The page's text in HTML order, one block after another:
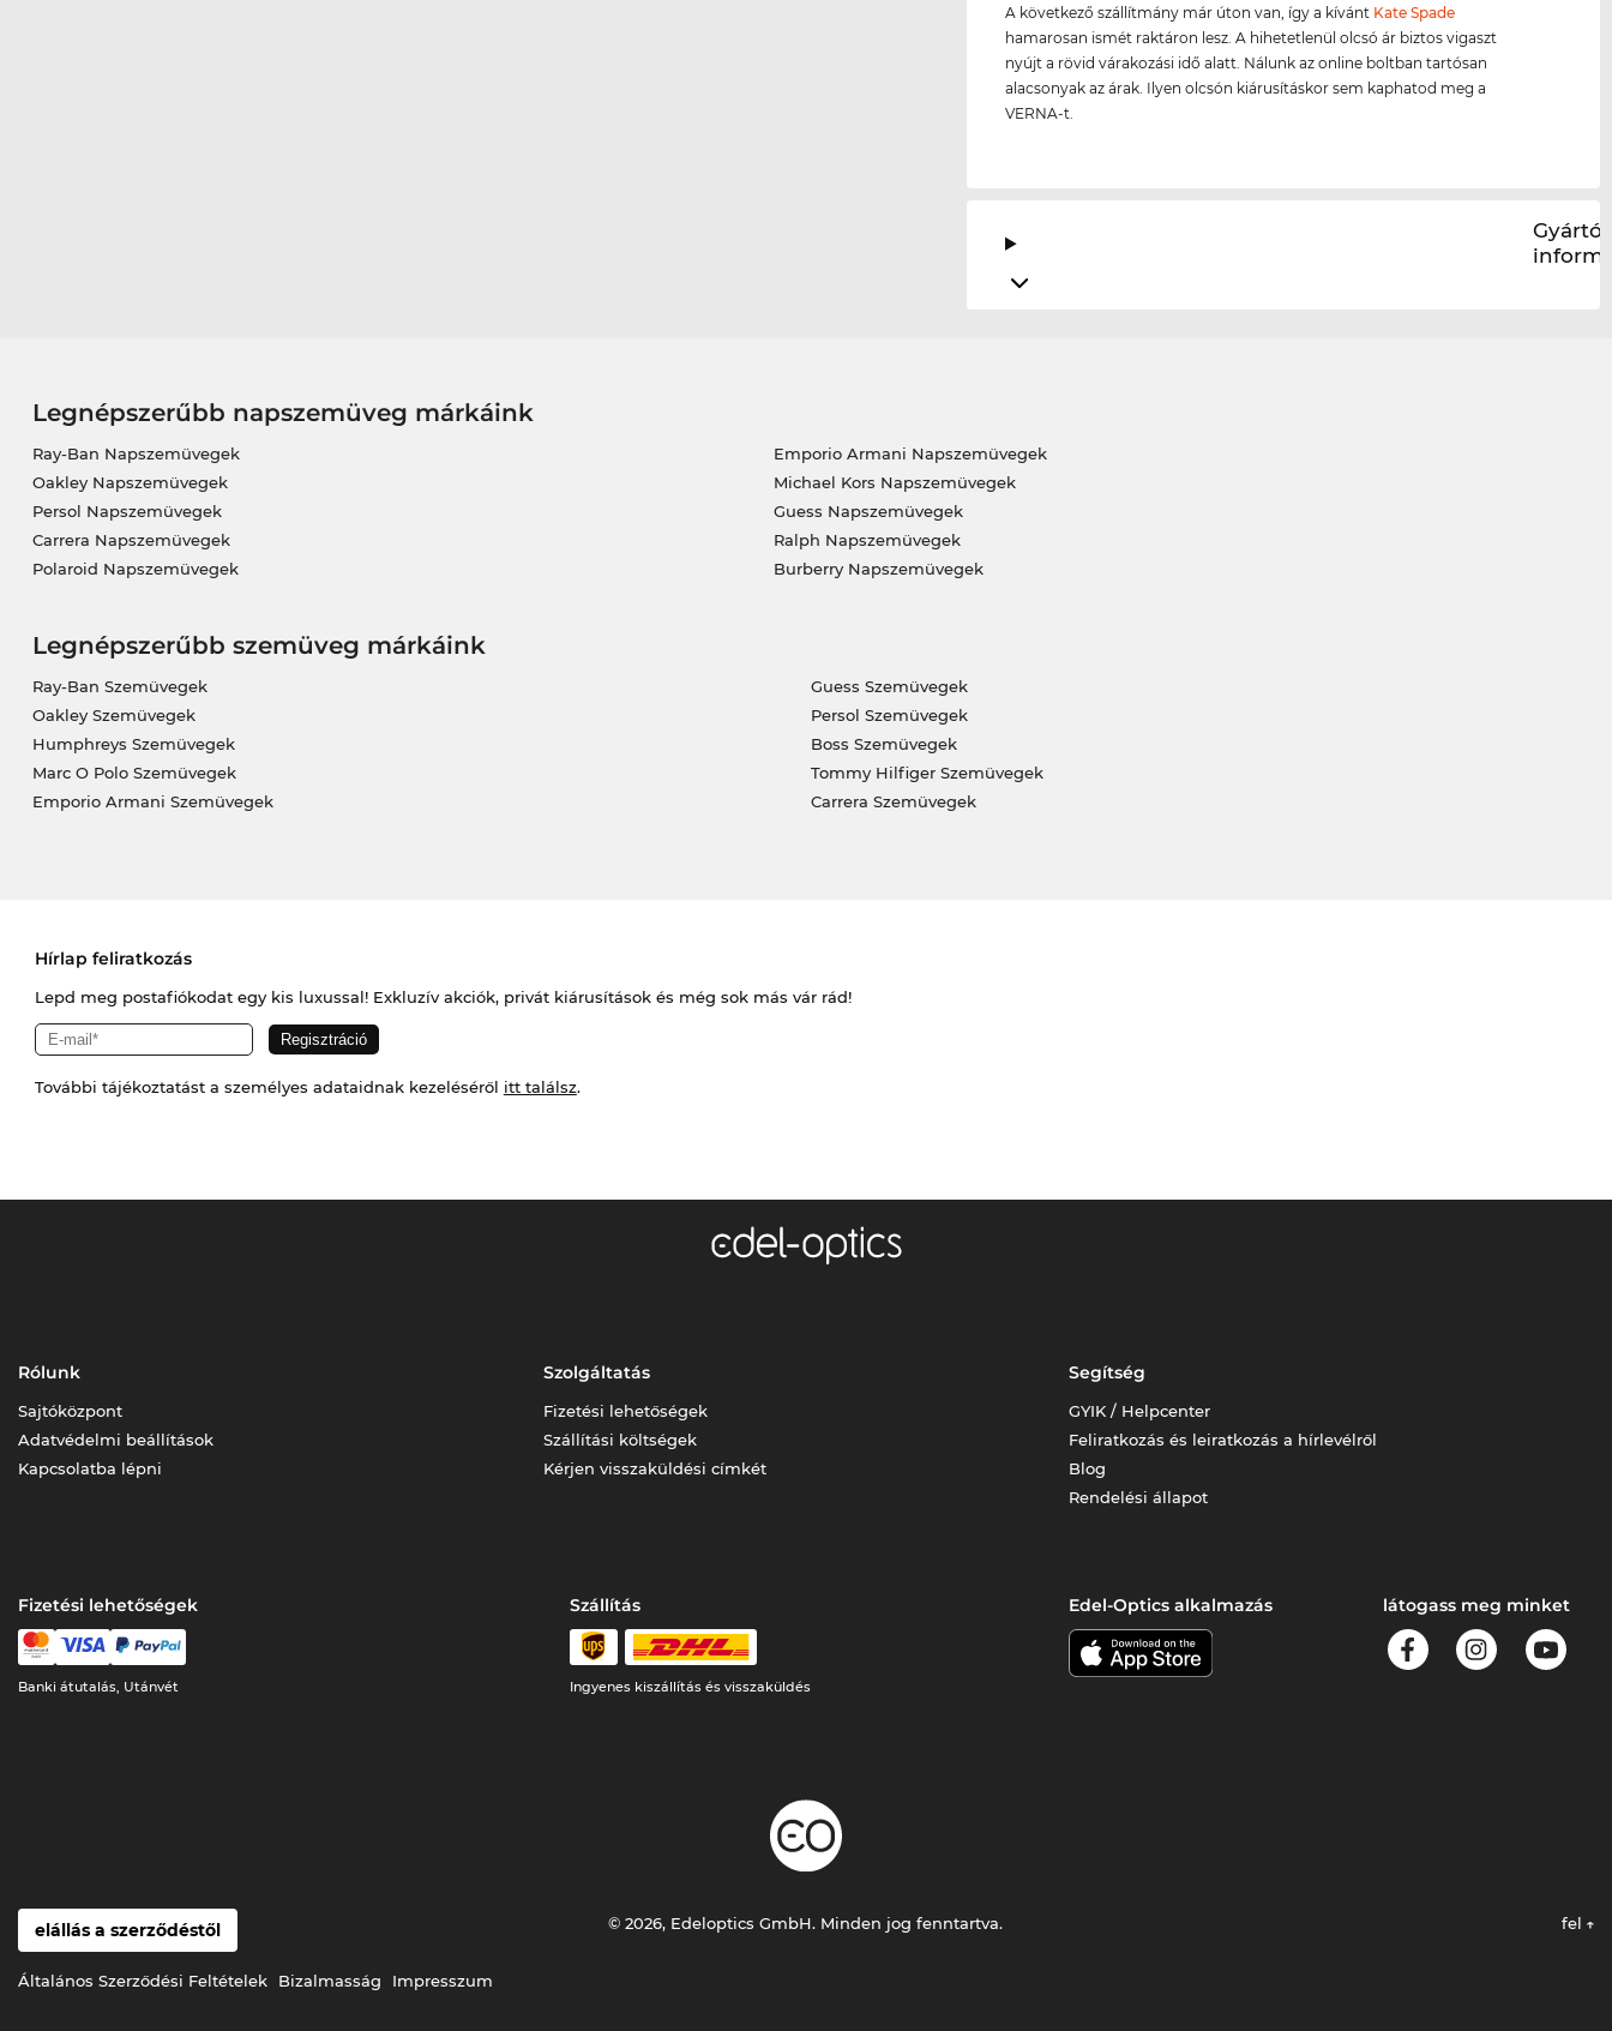
A következő szállítmány már úton van, így a kívánt Kate Spade
hamarosan ismét raktáron lesz. A hihetetlenül olcsó ár biztos vigaszt
nyújt a rövid várakozási idő alatt. Nálunk az online boltban tartósan
alacsonyak az árak. Ilyen olcsón kiárusításkor sem kaphatod meg a
VERNA-t.
Gyártói
Legnépszerűbb napszemüveg márkáink
Ray-Ban Napszemüvegek
Oakley Napszemüvegek
Persol Napszemüvegek
Carrera Napszemüvegek
Polaroid Napszemüvegek
Emporio Armani Napszemüvegek
Michael Kors Napszemüvegek
Guess Napszemüvegek
Ralph Napszemüvegek
Burberry Napszemüvegek
Legnépszerűbb szemüveg márkáink
Ray-Ban Szemüvegek
Oakley Szemüvegek
Humphreys Szemüvegek
Marc O Polo Szemüvegek
Emporio Armani Szemüvegek
Guess Szemüvegek
Persol Szemüvegek
Boss Szemüvegek
Tommy Hilfiger Szemüvegek
Carrera Szemüvegek
Hírlap feliratkozás
Lepd meg postafiókodat egy kis luxussal! Exkluzív akciók, privát kiárusítások és még sok más vár rád!
További tájékoztatást a személyes adataidnak kezeléséről itt találsz.
Rólunk
Sajtóközpont
Adatvédelmi beállítások
Kapcsolatba lépni
Szolgáltatás
Fizetési lehetőségek
Szállítási költségek
Kérjen visszaküldési címkét
Segítség
GYIK / Helpcenter
Feliratkozás és leiratkozás a hírlevélről
Blog
Rendelési állapot
Fizetési lehetőségek
Banki átutalás, Utánvét
Szállítás
Ingyenes kiszállítás és visszaküldés
Edel-Optics alkalmazás látogass meg minket
elállás a szerződéstől
Általános Szerződési Feltételek Bizalmasság Impresszum
© 2026, Edeloptics GmbH. Minden jog fenntartva. fel